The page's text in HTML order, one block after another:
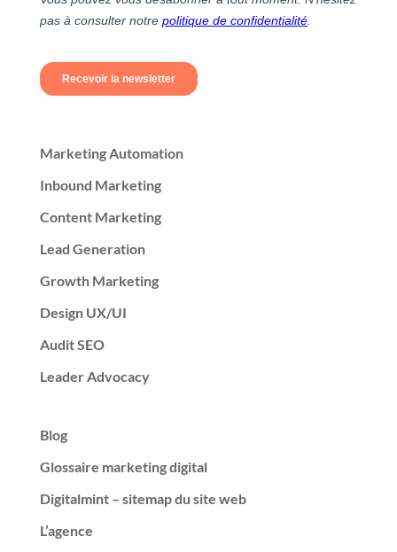
Marketing Automation
Inbound Marketing
Content Marketing
Lead Generation
Growth Marketing
Design UX/UI
Audit SEO
Leader Advocacy
Blog
Glossaire marketing digital
Digitalmint – sitemap du site web
L’agence